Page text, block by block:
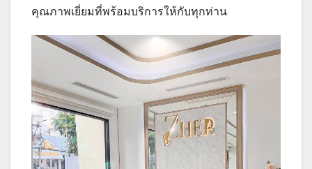
คุณภาพเยี่ยมที่พร้อมบริการให้กับทุกท่าน